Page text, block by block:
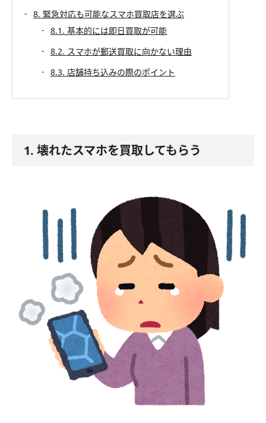
8. 緊急対応も可能なスマホ買取店を選ぶ
8.1. 基本的には即日買取が可能
8.2. スマホが郵送買取に向かない理由
8.3. 店舗持ち込みの際のポイント
1. 壊れたスマホを買取してもらう